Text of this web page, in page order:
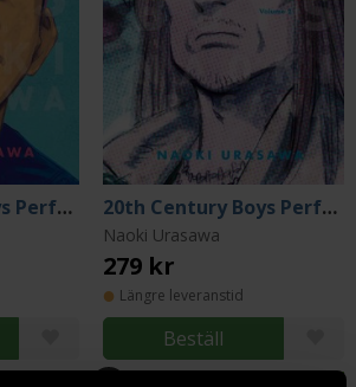
20th Century Boys Perfect Edition Vol 1 20th Century Boys Perfect Edition Vol 2
Naoki Urasawa
279 kr
Längre leveranstid
Beställ